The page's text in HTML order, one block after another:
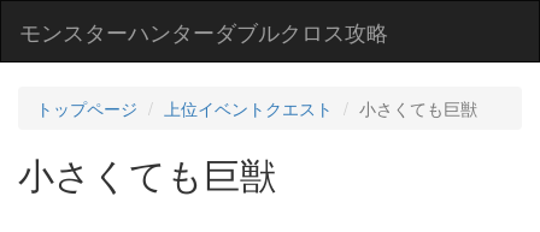
モンスターハンターダブルクロス攻略
トップページ 上位イベントクエスト 小さくても巨獣
小さくても巨獣